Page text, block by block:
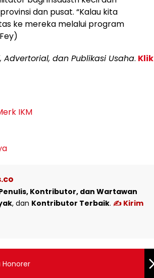
dan pusat. “Kalau kita
ke mereka melalui program
Advertorial, dan Publikasi Usaha. Klik
IKM
Kontributor, dan Wartawan
, dan Kontributor Terbaik. ✍️ Kirim